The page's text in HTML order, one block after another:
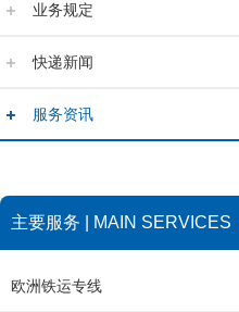
业务规定
快递新闻
服务资讯
主要服务 | MAIN SERVICES
欧洲铁运专线